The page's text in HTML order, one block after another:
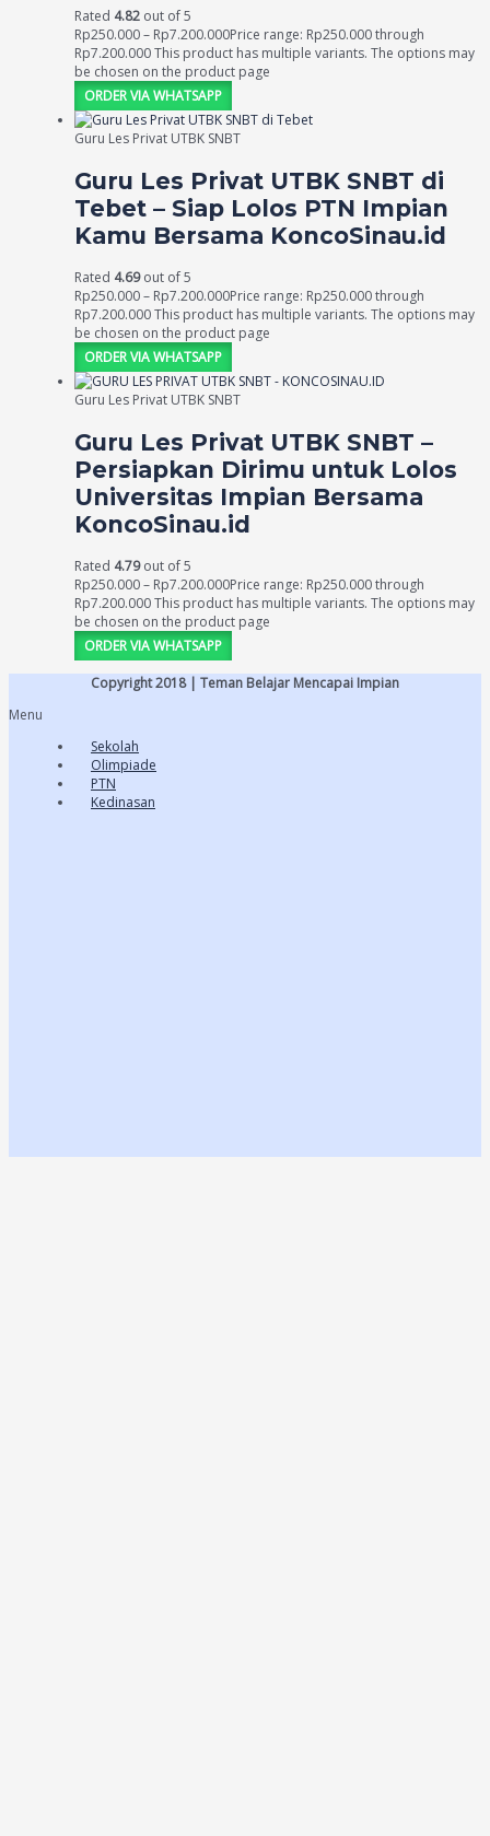
Rated 4.82 out of 5
Rp250.000– Rp7.200.000Price range: Rp250.000 through
Rp7.200.000This product has multiple variants. The options may
be chosen on the product page
ORDER VIA WHATSAPP
Guru Les Privat UTBK SNBT
Guru Les Privat UTBK SNBT di
Tebet – Siap Lolos PTN Impian
Kamu Bersama KoncoSinau.id
Rated 4.69out of 5
Rp250.000– Rp7.200.000Price range: Rp250.000 through
Rp7.200.000This product has multiple variants. The options may
be chosen on the product page
ORDER VIA WHATSAPP
Guru Les Privat UTBK SNBT
Guru Les Privat UTBK SNBT –
Persiapkan Dirimu untuk Lolos
Universitas Impian Bersama
KoncoSinau.id
Rated 4.79out of 5
Rp250.000– Rp7.200.000Price range: Rp250.000 through
Rp7.200.000This product has multiple variants. The options may
be chosen on the product page
ORDER VIA WHATSAPP
Copyright 2018 | Teman Belajar Mencapai Impian
Menu
Sekolah
Olimpiade
PTN
Kedinasan